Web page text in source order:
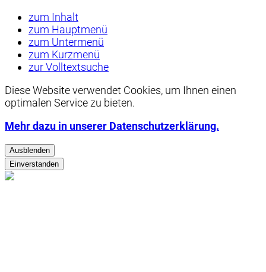
zum Inhalt
zum Hauptmenü
zum Untermenü
zum Kurzmenü
zur Volltextsuche
Diese Website verwendet Cookies, um Ihnen einen
optimalen Service zu bieten.
Mehr dazu in unserer Datenschutzerklärung.
Ausblenden
Einverstanden